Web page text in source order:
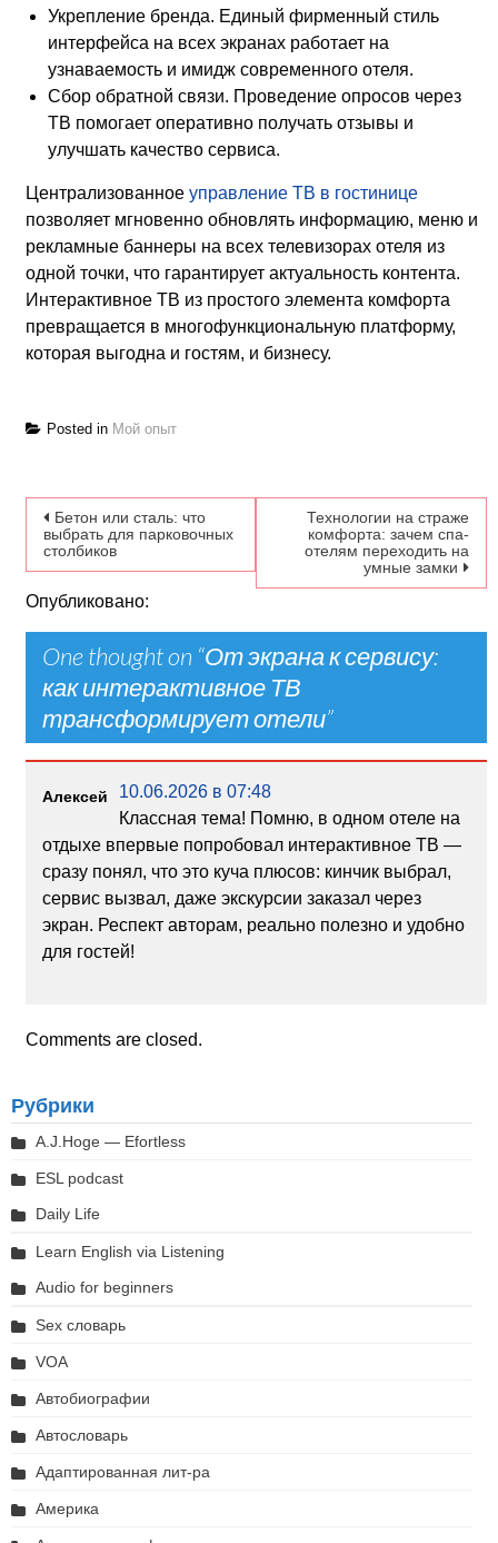
Укрепление бренда. Единый фирменный стиль
интерфейса на всех экранах работает на
узнаваемость и имидж современного отеля.
Сбор обратной связи. Проведение опросов через
ТВ помогает оперативно получать отзывы и
улучшать качество сервиса.
Централизованное управление ТВ в гостинице
позволяет мгновенно обновлять информацию, меню и
рекламные баннеры на всех телевизорах отеля из
одной точки, что гарантирует актуальность контента.
Интерактивное ТВ из простого элемента комфорта
превращается в многофункциональную платформу,
которая выгодна и гостям, и бизнесу.
Posted in Мой опыт
Навигация по записям
Бетон или сталь: что
выбрать для парковочных
столбиков
Технологии на страже
комфорта: зачем спа-
отелям переходить на
умные замки
Опубликовано:
One thought on “От экрана к сервису:
как интерактивное ТВ
трансформирует отели”
Алексей
10.06.2026 в 07:48
Классная тема! Помню, в одном отеле на
отдыхе впервые попробовал интерактивное ТВ —
сразу понял, что это куча плюсов: кинчик выбрал,
сервис вызвал, даже экскурсии заказал через
экран. Респект авторам, реально полезно и удобно
для гостей!
Comments are closed.
Рубрики
A.J.Hoge — Efortless
ESL podcast
Daily Life
Learn English via Listening
Audio for beginners
Sex словарь
VOA
Автобиографии
Автословарь
Адаптированная лит-ра
Америка